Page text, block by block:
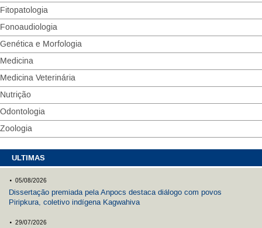
Fitopatologia
Fonoaudiologia
Genética e Morfologia
Medicina
Medicina Veterinária
Nutrição
Odontologia
Zoologia
ULTIMAS
. 05/08/2026
Dissertação premiada pela Anpocs destaca diálogo com povos
Piripkura, coletivo indígena Kagwahiva
. 29/07/2026